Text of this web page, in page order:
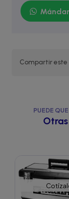
Compartir
PUEDE